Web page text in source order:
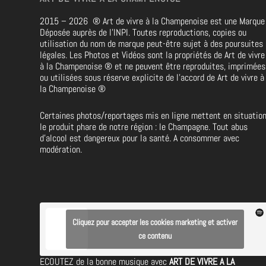
2015 – 2026®Art de vivre à la Champenoise est une Marque
Déposée auprès de l’INPI. Toutes reproductions, copies ou
utilisation du nom de marque peut-être sujet à des poursuites
légales. Les Photos et Vidéos sont la propriétés de Art de vivre
à la Champenoise® et ne peuvent être reproduites, imprimées
ou utilisées sous réserve explicite de l’accord de Art de vivre à
la Champenoise®
Certaines photos/reportages mis en ligne mettent en
le produit phare de notre région : le Champagne. Tout abus
d’alcool est dangereux pour la santé. A consommer avec
modération.
Cliquez pour accepter les cookies marketing et activer
ce contenu
ECOUTEZ de la bonne musique avecART DE VIVRE A LA